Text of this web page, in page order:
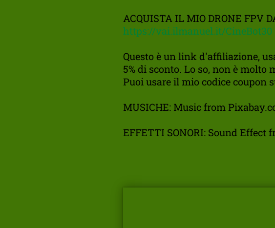
ACQUISTA IL MIO DRONE FPV
https://vai.ilmanuel.it/CineBot30
Questo è un link d'affiliazione,
5% di sconto. Lo so, non è
Puoi usare il mio codice coupon
MUSICHE: Music from
EFFETTI SONORI: Sound Effect